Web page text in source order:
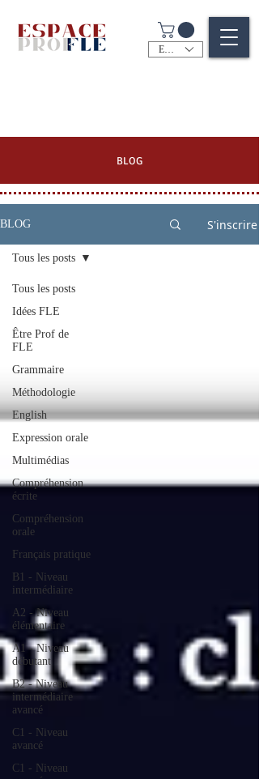
EUR (€)
BLOG
BLOG S'inscrire
Tous les posts
Idées FLE
Être Prof de
FLE
Grammaire
Méthodologie
English
Expression orale
Multimédias
Compréhension
écrite
Compréhension
orale
Français pratique
B1 - Niveau
intermédiaire
A2 - Niveau
élémentaire
A1 - Niveau
débutant
B2 - Niveau
intermédiaire
avancé
C1 - Niveau
avancé
C1 - Niveau
Tous les posts